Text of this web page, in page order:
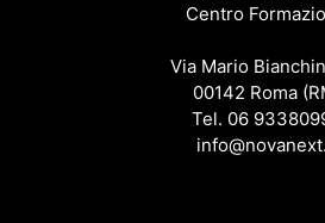
Centro
Via Mario
00142 Roma
Tel. 06